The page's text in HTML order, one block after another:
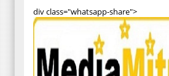
div class="whatsapp-share">